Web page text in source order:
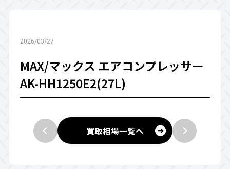
2026/03/27
MAX/マックス エアコンプレッサー
AK-HH1250E2(27L)
買取相場一覧へ